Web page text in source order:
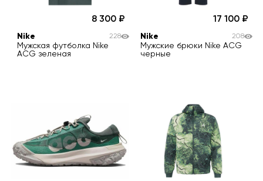
8 300
Nike
Мужская футболка Nike
ACG зеленая
228
17 100
Nike
Мужские брюки Nike ACG
черные
208